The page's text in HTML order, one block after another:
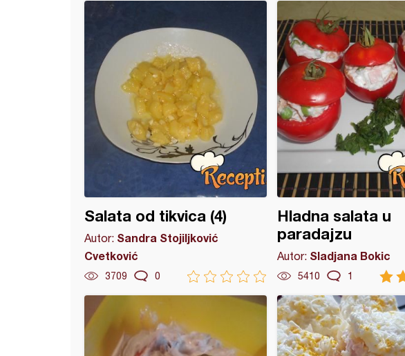
Salata od tikvica (4)
Autor: Sandra Stojiljković
Cvetković
3709 0
Hladna salata u
paradajzu
Autor: Sladjana Bokic
5410 1
sa ljubičastim karfiolom i mocarelom